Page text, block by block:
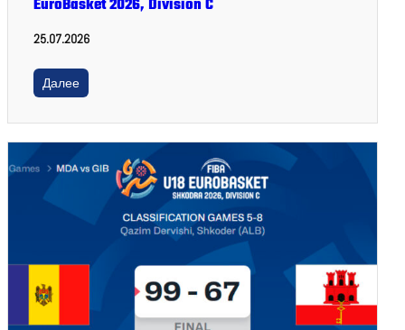
EuroBasket 2026, Division C
25.07.2026
Далее